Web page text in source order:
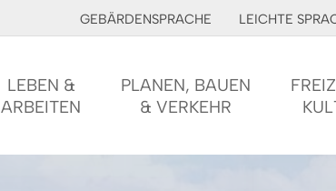
GEBÄRDENSPRACHE LEICHTE
LEBEN &
ARBEITEN
PLANEN, BAUEN
& VERKEHR